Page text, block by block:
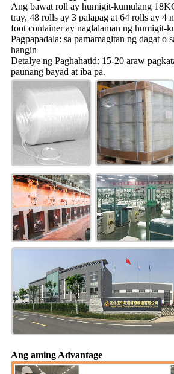
Ang bawat roll ay humigit-kumulang
tray, 48 rolls ay 3 palapag at 64 rolls ay 4
foot container ay naglalaman ng humigit-
Pagpapadala: sa pamamagitan ng dagat o
hangin
Detalye ng Paghahatid: 15-20 araw
paunang bayad at iba pa.
Ang aming Advantage